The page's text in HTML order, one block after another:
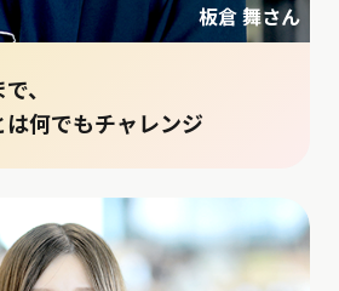
板倉 舞さん
、
何でもチャレンジ